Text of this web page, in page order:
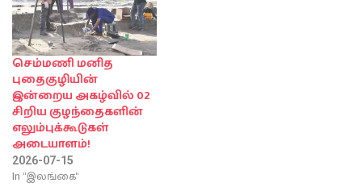
செம்மணி மனித
புதைகுழியின்
இன்றைய அகழ்வில் 02
சிறிய குழந்தைகளின்
எலும்புக்கூடுகள்
அடையாளம்!
2026-07-15
In "இலங்கை"